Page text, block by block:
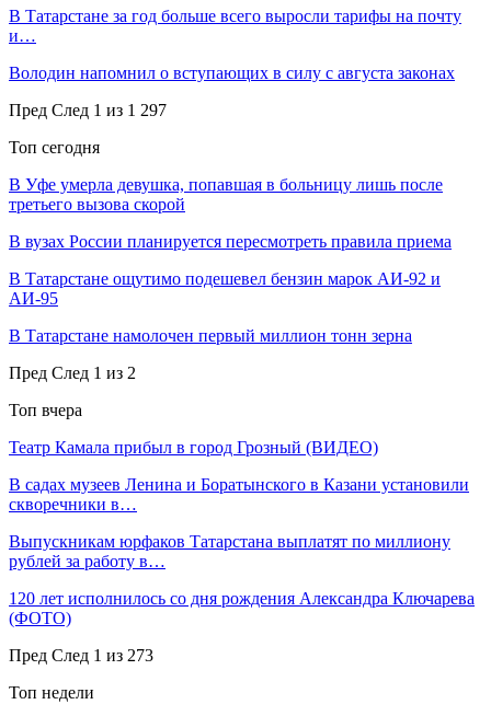
В Татарстане за год больше всего выросли тарифы на почту
и…
Володин напомнил о вступающих в силу с августа законах
Пред След 1 из 1 297
Топ сегодня
В Уфе умерла девушка, попавшая в больницу лишь после
третьего вызова скорой
В вузах России планируется пересмотреть правила приема
В Татарстане ощутимо подешевел бензин марок АИ-92 и
АИ-95
В Татарстане намолочен первый миллион тонн зерна
Пред След 1 из 2
Топ вчера
Театр Камала прибыл в город Грозный (ВИДЕО)
В садах музеев Ленина и Боратынского в Казани установили
скворечники в…
Выпускникам юрфаков Татарстана выплатят по миллиону
рублей за работу в…
120 лет исполнилось со дня рождения Александра Ключарева
(ФОТО)
Пред След 1 из 273
Топ недели